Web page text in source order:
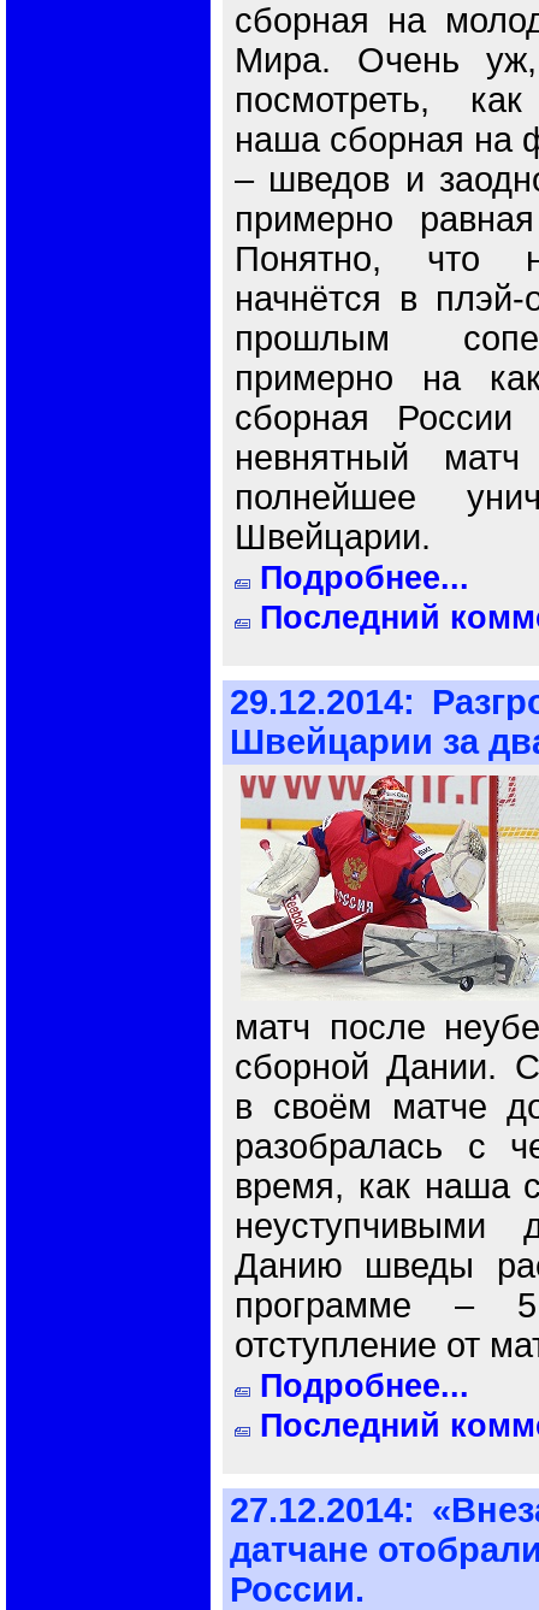
сборная на
Мира. Очень
посмотреть,
наша сборная на
– шведов и
примерно
Понятно, что
начнётся в
прошлым
примерно на
сборная
невнятный
полнейшее
Швейцарии.
Подробнее...
Последний
29.12.2014:
Швейцарии за
матч после
сборной Дании.
в своём матче
разобралась с
время, как наша
Данию шведы
программе –
отступление от
Подробнее...
Последний
27.12.2014:
датчане
России.